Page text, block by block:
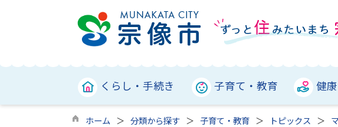
くらし・手続き 子育て・教育 健
ホーム 分類から探す 子育て・教育 トピックス